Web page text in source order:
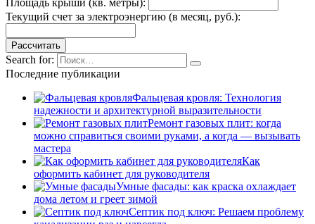
Площадь крыши (кв. метры):
Текущий счет за электроэнергию (в месяц, руб.):
Search for:
Последние публикации
Фальцевая кровля: Технология
надежности и архитектурной выразительности
Ремонт газовых плит: когда
можно справиться своими руками, а когда — вызывать
мастера
Как
оформить кабинет для руководителя
Умные фасады: как краска охлаждает
дома летом и греет зимой
Септик под ключ: Решаем проблему